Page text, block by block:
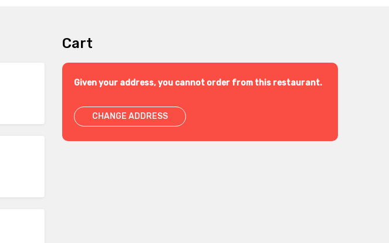
Cart
Given your address, you cannot order from this restaurant.
CHANGE ADDRESS